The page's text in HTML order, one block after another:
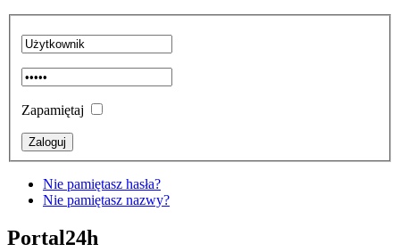
Zapamiętaj
Nie pamiętasz hasła?
Nie pamiętasz nazwy?
Portal24h